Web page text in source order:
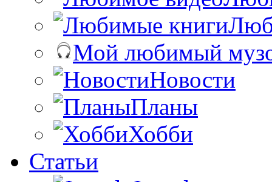
Мой любимый
Новости
Планы
Хобби
Статьи